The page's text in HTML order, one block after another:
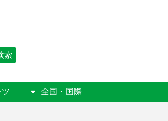
索
全国・国際